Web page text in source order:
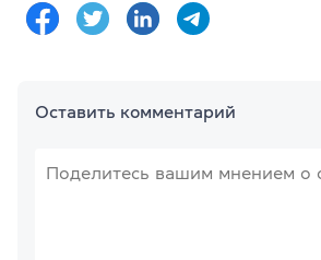
Оставить комментарий